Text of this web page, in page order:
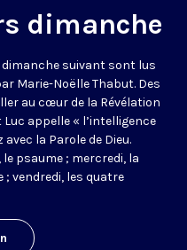
dimanche
dimanche suivant sont lus
Marie-Noëlle Thabut. Des
au cœur de la Révélation
appelle « l’intelligence
la Parole de Dieu.
psaume ; mercredi, la
; vendredi, les quatre